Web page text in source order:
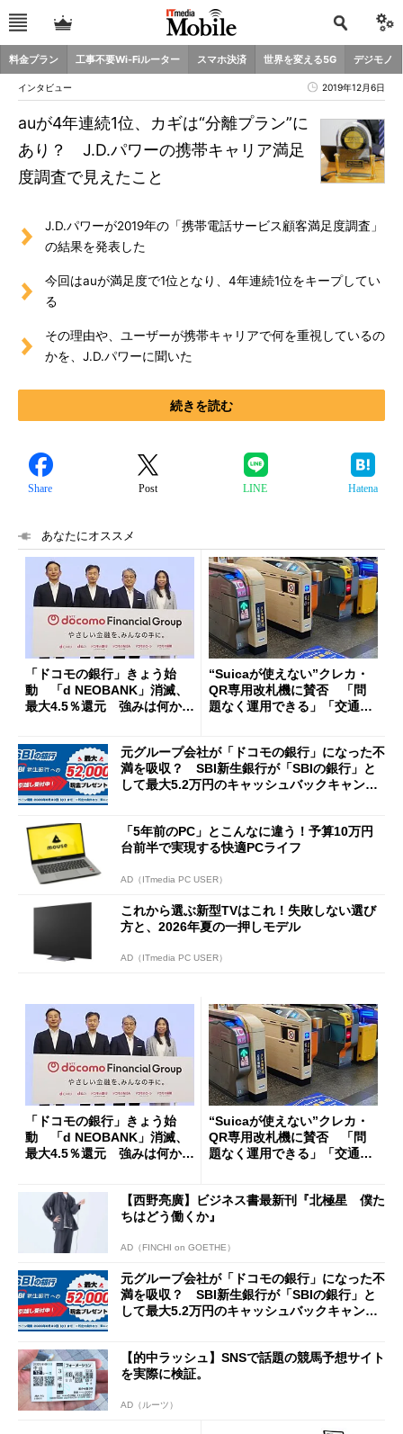
料金プラン 工事不要Wi-Fiルーター スマホ決済 世界を変える5G デジモノ
インタビュー 2019年12月6日
auが4年連続1位、カギは“分離プラン”に
あり？ J.D.パワーの携帯キャリア満足
度調査で見えたこと
J.D.パワーが2019年の「携帯電話サービス顧客満足度調査」
の結果を発表した
今回はauが満足度で1位となり、4年連続1位をキープしてい
る
その理由や、ユーザーが携帯キャリアで何を重視しているの
かを、J.D.パワーに聞いた
続きを読む
Share Post LINE Hatena
あなたにオススメ
「ドコモの銀行」きょう始
動 「d NEOBANK」消滅、
最大4.5％還元 強みは何か解
“Suicaが使えない”クレカ・
QR専用改札機に賛否 「問
題なく運用できる」「交通系I
元グループ会社が「ドコモの銀行」になった不
満を吸収？ SBI新生銀行が「SBIの銀行」と
して最大5.2万円のキャッシュバックキャンペ
「5年前のPC」とこんなに違う！予算10万円
台前半で実現する快適PCライフ
AD（ITmedia PC USER）
これから選ぶ新型TVはこれ！失敗しない選び
方と、2026年夏の一押しモデル
AD（ITmedia PC USER）
「ドコモの銀行」きょう始
動 「d NEOBANK」消滅、
最大4.5％還元 強みは何か解
“Suicaが使えない”クレカ・
QR専用改札機に賛否 「問
題なく運用できる」「交通系I
【西野亮廣】ビジネス書最新刊『北極星 僕た
ちはどう働くか』
AD（FINCHI on GOETHE）
元グループ会社が「ドコモの銀行」になった不
満を吸収？ SBI新生銀行が「SBIの銀行」と
して最大5.2万円のキャッシュバックキャンペ
【的中ラッシュ】SNSで話題の競馬予想サイト
を実際に検証。
AD（ルーツ）